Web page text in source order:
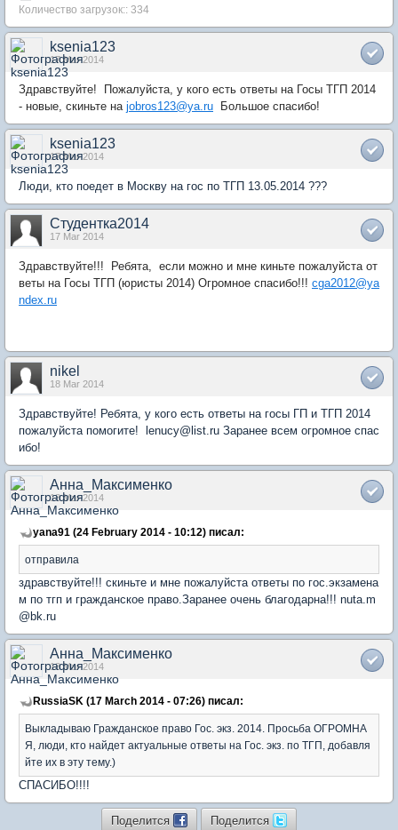
Количество загрузок:: 334
ksenia123
17 Mar 2014
Здравствуйте! Пожалуйста, у кого есть ответы на Госы ТГП 2014
- новые, скиньте на jobros123@ya.ru Большое спасибо!
ksenia123
17 Mar 2014
Люди, кто поедет в Москву на гос по ТГП 13.05.2014 ???
Студентка2014
17 Mar 2014
Здравствуйте!!! Ребята, если можно и мне киньте пожалуйста от
веты на Госы ТГП (юристы 2014) Огромное спасибо!!! cga2012@ya
ndex.ru
nikel
18 Mar 2014
Здравствуйте! Ребята, у кого есть ответы на госы ГП и ТГП 2014
пожалуйста помогите! lenucy@list.ru Заранее всем огромное спас
ибо!
Анна_Максименко
18 Mar 2014
yana91 (24 February 2014 - 10:12) писал:
отправила
здравствуйте!!! скиньте и мне пожалуйста ответы по гос.экзамена
м по тгп и гражданское право.Заранее очень благодарна!!! nuta.m
@bk.ru
Анна_Максименко
18 Mar 2014
RussiaSK (17 March 2014 - 07:26) писал:
Выкладываю Гражданское право Гос. экз. 2014. Просьба ОГРОМНА
Я, люди, кто найдет актуальные ответы на Гос. экз. по ТГП, добавля
йте их в эту тему.)
СПАСИБО!!!!
Поделится Поделится